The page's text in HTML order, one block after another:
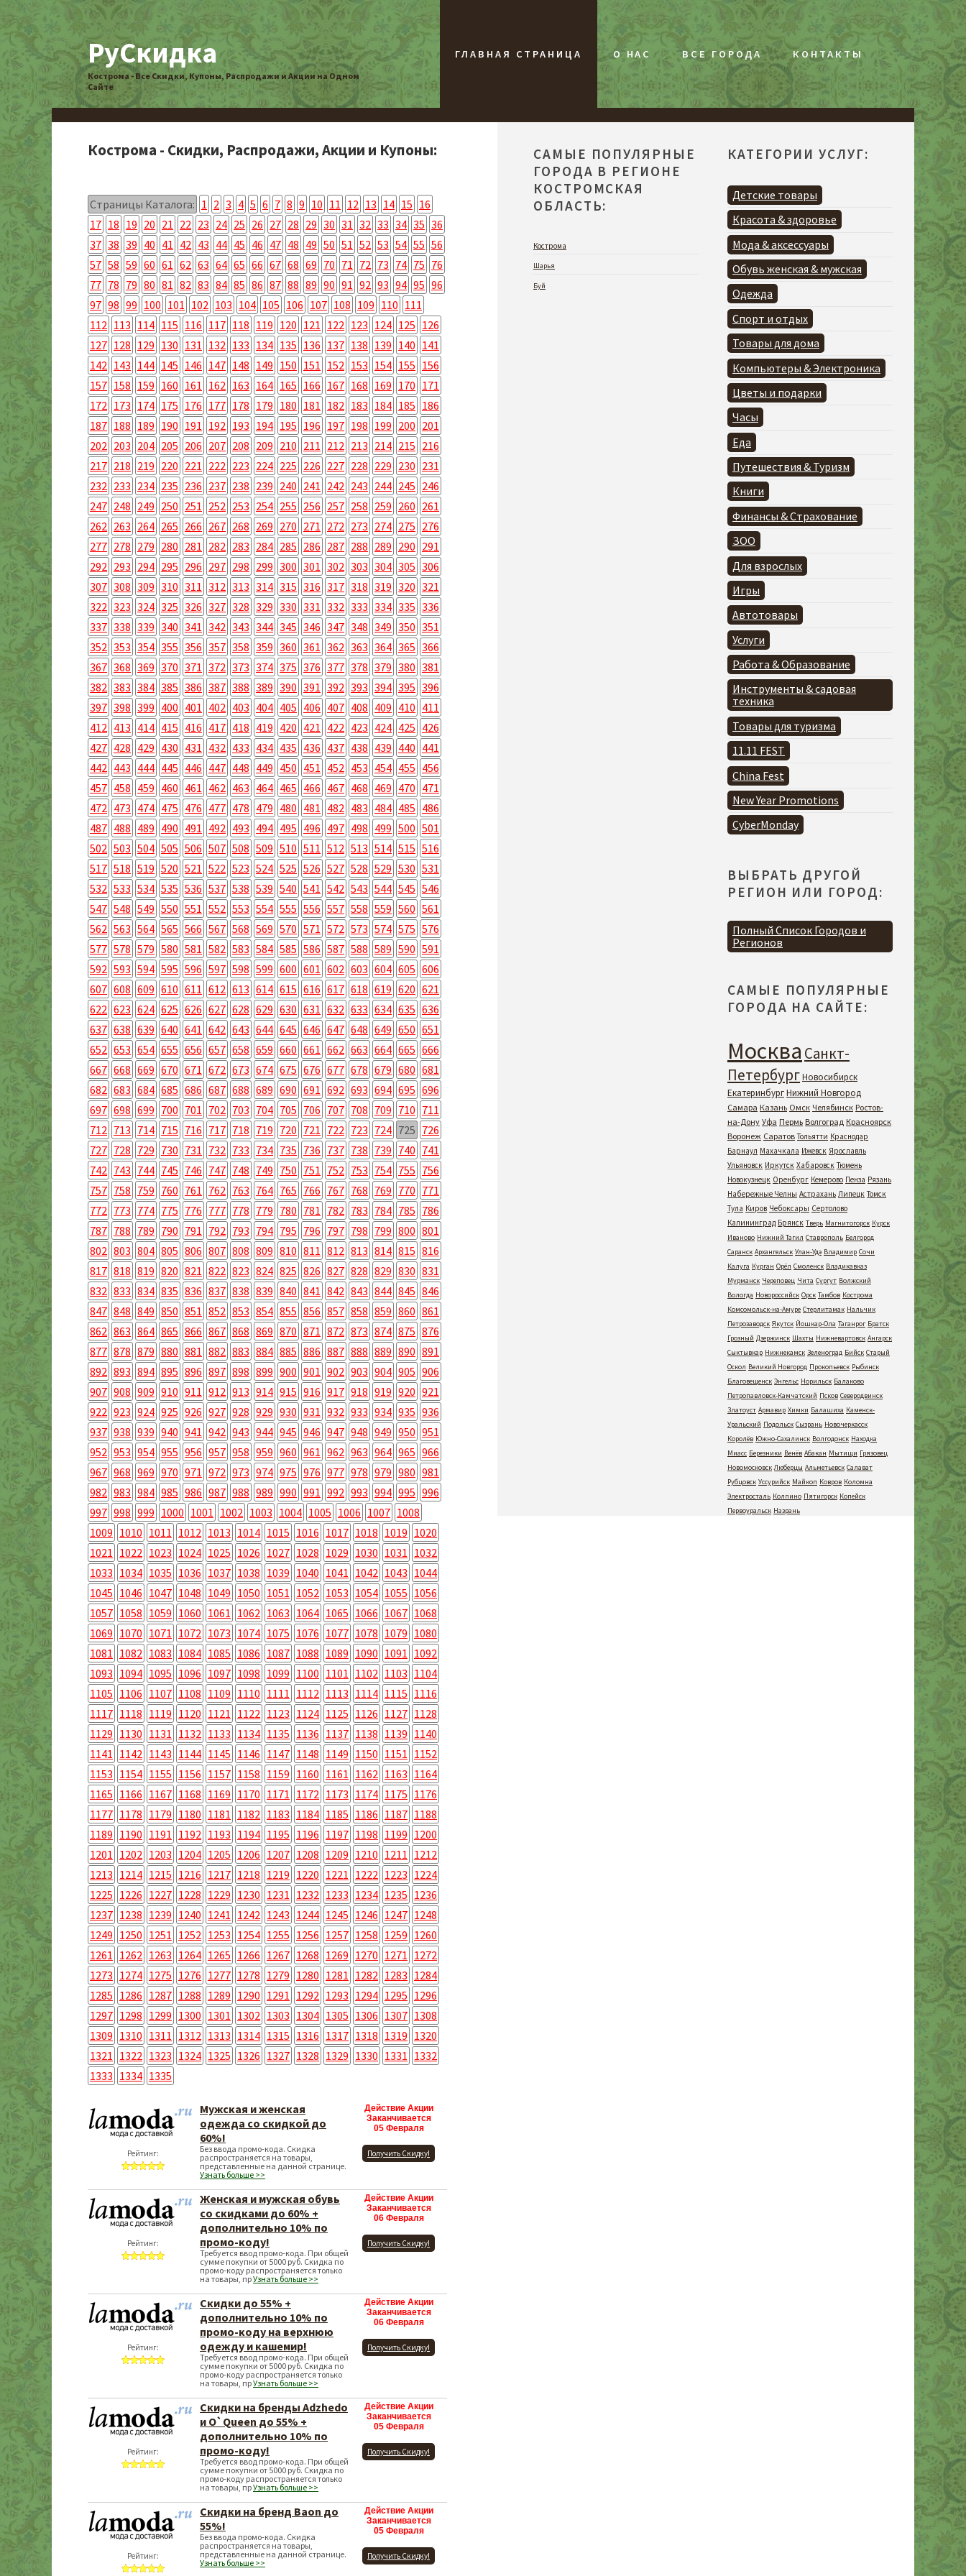
РуСкидка
Кострома - Все Скидки, Купоны, Распродажи и Акции на Одном
Сайте
ГЛАВНАЯ СТРАНИЦА О НАС ВСЕ ГОРОДА КОНТАКТЫ
Кострома - Скидки, Распродажи, Акции и Купоны:
Страницы Каталога: 1 2 3 4 5 6 7 8 9 10 11 12 13 14 15 16
17 18 19 20 21 22 23 24 25 26 27 28 29 30 31 32 33 34 35 36
37 38 39 40 41 42 43 44 45 46 47 48 49 50 51 52 53 54 55 56
57 58 59 60 61 62 63 64 65 66 67 68 69 70 71 72 73 74 75 76
77 78 79 80 81 82 83 84 85 86 87 88 89 90 91 92 93 94 95 96
97 98 99 100 101 102 103 104 105 106 107 108 109 110 111
112 113 114 115 116 117 118 119 120 121 122 123 124 125 126
127 128 129 130 131 132 133 134 135 136 137 138 139 140 141
142 143 144 145 146 147 148 149 150 151 152 153 154 155 156
157 158 159 160 161 162 163 164 165 166 167 168 169 170 171
172 173 174 175 176 177 178 179 180 181 182 183 184 185 186
187 188 189 190 191 192 193 194 195 196 197 198 199 200 201
202 203 204 205 206 207 208 209 210 211 212 213 214 215 216
217 218 219 220 221 222 223 224 225 226 227 228 229 230 231
232 233 234 235 236 237 238 239 240 241 242 243 244 245 246
247 248 249 250 251 252 253 254 255 256 257 258 259 260 261
262 263 264 265 266 267 268 269 270 271 272 273 274 275 276
277 278 279 280 281 282 283 284 285 286 287 288 289 290 291
292 293 294 295 296 297 298 299 300 301 302 303 304 305 306
307 308 309 310 311 312 313 314 315 316 317 318 319 320 321
322 323 324 325 326 327 328 329 330 331 332 333 334 335 336
337 338 339 340 341 342 343 344 345 346 347 348 349 350 351
352 353 354 355 356 357 358 359 360 361 362 363 364 365 366
367 368 369 370 371 372 373 374 375 376 377 378 379 380 381
382 383 384 385 386 387 388 389 390 391 392 393 394 395 396
397 398 399 400 401 402 403 404 405 406 407 408 409 410 411
412 413 414 415 416 417 418 419 420 421 422 423 424 425 426
427 428 429 430 431 432 433 434 435 436 437 438 439 440 441
442 443 444 445 446 447 448 449 450 451 452 453 454 455 456
457 458 459 460 461 462 463 464 465 466 467 468 469 470 471
472 473 474 475 476 477 478 479 480 481 482 483 484 485 486
487 488 489 490 491 492 493 494 495 496 497 498 499 500 501
502 503 504 505 506 507 508 509 510 511 512 513 514 515 516
517 518 519 520 521 522 523 524 525 526 527 528 529 530 531
532 533 534 535 536 537 538 539 540 541 542 543 544 545 546
547 548 549 550 551 552 553 554 555 556 557 558 559 560 561
562 563 564 565 566 567 568 569 570 571 572 573 574 575 576
577 578 579 580 581 582 583 584 585 586 587 588 589 590 591
592 593 594 595 596 597 598 599 600 601 602 603 604 605 606
607 608 609 610 611 612 613 614 615 616 617 618 619 620 621
622 623 624 625 626 627 628 629 630 631 632 633 634 635 636
637 638 639 640 641 642 643 644 645 646 647 648 649 650 651
652 653 654 655 656 657 658 659 660 661 662 663 664 665 666
667 668 669 670 671 672 673 674 675 676 677 678 679 680 681
682 683 684 685 686 687 688 689 690 691 692 693 694 695 696
697 698 699 700 701 702 703 704 705 706 707 708 709 710 711
712 713 714 715 716 717 718 719 720 721 722 723 724 725 726
727 728 729 730 731 732 733 734 735 736 737 738 739 740 741
742 743 744 745 746 747 748 749 750 751 752 753 754 755 756
757 758 759 760 761 762 763 764 765 766 767 768 769 770 771
772 773 774 775 776 777 778 779 780 781 782 783 784 785 786
787 788 789 790 791 792 793 794 795 796 797 798 799 800 801
802 803 804 805 806 807 808 809 810 811 812 813 814 815 816
817 818 819 820 821 822 823 824 825 826 827 828 829 830 831
832 833 834 835 836 837 838 839 840 841 842 843 844 845 846
847 848 849 850 851 852 853 854 855 856 857 858 859 860 861
862 863 864 865 866 867 868 869 870 871 872 873 874 875 876
877 878 879 880 881 882 883 884 885 886 887 888 889 890 891
892 893 894 895 896 897 898 899 900 901 902 903 904 905 906
907 908 909 910 911 912 913 914 915 916 917 918 919 920 921
922 923 924 925 926 927 928 929 930 931 932 933 934 935 936
937 938 939 940 941 942 943 944 945 946 947 948 949 950 951
952 953 954 955 956 957 958 959 960 961 962 963 964 965 966
967 968 969 970 971 972 973 974 975 976 977 978 979 980 981
982 983 984 985 986 987 988 989 990 991 992 993 994 995 996
997 998 999 1000 1001 1002 1003 1004 1005 1006 1007 1008
1009 1010 1011 1012 1013 1014 1015 1016 1017 1018 1019 1020
1021 1022 1023 1024 1025 1026 1027 1028 1029 1030 1031 1032
1033 1034 1035 1036 1037 1038 1039 1040 1041 1042 1043 1044
1045 1046 1047 1048 1049 1050 1051 1052 1053 1054 1055 1056
1057 1058 1059 1060 1061 1062 1063 1064 1065 1066 1067 1068
1069 1070 1071 1072 1073 1074 1075 1076 1077 1078 1079 1080
1081 1082 1083 1084 1085 1086 1087 1088 1089 1090 1091 1092
1093 1094 1095 1096 1097 1098 1099 1100 1101 1102 1103 1104
1105 1106 1107 1108 1109 1110 1111 1112 1113 1114 1115 1116
1117 1118 1119 1120 1121 1122 1123 1124 1125 1126 1127 1128
1129 1130 1131 1132 1133 1134 1135 1136 1137 1138 1139 1140
1141 1142 1143 1144 1145 1146 1147 1148 1149 1150 1151 1152
1153 1154 1155 1156 1157 1158 1159 1160 1161 1162 1163 1164
1165 1166 1167 1168 1169 1170 1171 1172 1173 1174 1175 1176
1177 1178 1179 1180 1181 1182 1183 1184 1185 1186 1187 1188
1189 1190 1191 1192 1193 1194 1195 1196 1197 1198 1199 1200
1201 1202 1203 1204 1205 1206 1207 1208 1209 1210 1211 1212
1213 1214 1215 1216 1217 1218 1219 1220 1221 1222 1223 1224
1225 1226 1227 1228 1229 1230 1231 1232 1233 1234 1235 1236
1237 1238 1239 1240 1241 1242 1243 1244 1245 1246 1247 1248
1249 1250 1251 1252 1253 1254 1255 1256 1257 1258 1259 1260
1261 1262 1263 1264 1265 1266 1267 1268 1269 1270 1271 1272
1273 1274 1275 1276 1277 1278 1279 1280 1281 1282 1283 1284
1285 1286 1287 1288 1289 1290 1291 1292 1293 1294 1295 1296
1297 1298 1299 1300 1301 1302 1303 1304 1305 1306 1307 1308
1309 1310 1311 1312 1313 1314 1315 1316 1317 1318 1319 1320
1321 1322 1323 1324 1325 1326 1327 1328 1329 1330 1331 1332
1333 1334 1335
Рейтинг:
Мужская и женская
одежда со скидкой до
60%!
Без ввода промо-кода. Скидка
распространяется на товары,
представленные на данной странице.
Узнать больше >>
Действие Акции
Заканчивается
05 Февраля
Получить Скидку!
Рейтинг:
Женская и мужская обувь
со скидками до 60% +
дополнительно 10% по
промо-коду!
Требуется ввод промо-кода. При общей
сумме покупки от 5000 руб. Скидка по
промо-коду распространяется только
на товары, прУзнать больше >>
Действие Акции
Заканчивается
06 Февраля
Получить Скидку!
Рейтинг:
Скидки до 55% +
дополнительно 10% по
промо-коду на верхнюю
одежду и кашемир!
Требуется ввод промо-кода. При общей
сумме покупки от 5000 руб. Скидка по
промо-коду распространяется только
на товары, прУзнать больше >>
Действие Акции
Заканчивается
06 Февраля
Получить Скидку!
Рейтинг:
Скидки на бренды Adzhedo
и O`Queen до 55% +
дополнительно 10% по
промо-коду!
Требуется ввод промо-кода. При общей
сумме покупки от 5000 руб. Скидка по
промо-коду распространяется только
на товары, прУзнать больше >>
Действие Акции
Заканчивается
05 Февраля
Получить Скидку!
Рейтинг:
Скидки на бренд Baon до
55%!
Без ввода промо-кода. Скидка
распространяется на товары,
представленные на данной странице.
Узнать больше >>
Действие Акции
Заканчивается
05 Февраля
Получить Скидку!
САМЫЕ ПОПУЛЯРНЫЕ
ГОРОДА В РЕГИОНЕ
КОСТРОМСКАЯ
ОБЛАСТЬ:
Кострома
Шарья
Буй
КАТЕГОРИИ УСЛУГ:
Детские товары
Красота & здоровье
Мода & аксессуары
Обувь женская & мужская
Одежда
Спорт и отдых
Товары для дома
Компьютеры & Электроника
Цветы и подарки
Часы
Еда
Путешествия & Туризм
Книги
Финансы & Страхование
ЗОО
Для взрослых
Игры
Автотовары
Услуги
Работа & Образование
Инструменты & садовая
техника
Товары для туризма
11.11 FEST
China Fest
New Year Promotions
CyberMonday
ВЫБРАТЬ ДРУГОЙ
РЕГИОН ИЛИ ГОРОД:
Полный Список Городов и
Регионов
САМЫЕ ПОПУЛЯРНЫЕ
ГОРОДА НА САЙТЕ:
Москва Санкт-
ПетербургНовосибирск
ЕкатеринбургНижний Новгород
Самара Казань Омск Челябинск Ростов-
на-Дону Уфа Пермь Волгоград Красноярск
Воронеж Саратов Тольятти Краснодар
Барнаул Махачкала Ижевск Ярославль
Ульяновск Иркутск Хабаровск Тюмень
Новокузнецк Оренбург Кемерово Пенза Рязань
Набережные Челны Астрахань Липецк Томск
Тула Киров Чебоксары Сертолово
Калининград Брянск Тверь Магнитогорск Курск
Иваново Нижний Тагил Ставрополь Белгород
Саранск Архангельск Улан-Удэ Владимир Сочи
Калуга Курган Орёл Смоленск Владикавказ
Мурманск Череповец Чита Сургут Волжский
Вологда Новороссийск Орск Тамбов Кострома
Комсомольск-на-Амуре Стерлитамак Нальчик
Петрозаводск Якутск Йошкар-Ола Таганрог Братск
Грозный Дзержинск Шахты Нижневартовск Ангарск
Сыктывкар Нижнекамск Зеленоград Бийск Старый
Оскол Великий Новгород Прокопьевск Рыбинск
Благовещенск Энгельс Норильск Балаково
Петропавловск-Камчатский Псков Северодвинск
Златоуст Армавир Химки Балашиха Каменск-
Уральский Подольск Сызрань Новочеркасск
Королёв Южно-Сахалинск Волгодонск Находка
Миасс Березники Венёв Абакан Мытищи Грязовец
Новомосковск Люберцы Альметьевск Салават
Рубцовск Уссурийск Майкоп Ковров Коломна
Электросталь Колпино Пятигорск Копейск
Первоуральск Назрань